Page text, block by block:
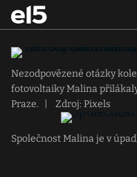
Nezodpovězené otázky
fotovoltaiky Malina
Praze.
Zdroj: Pixels
Společnost Malina je v